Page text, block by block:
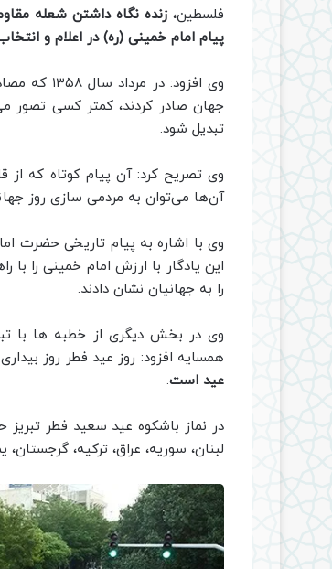
فلسطین، زنده نگاه داشتن شعله
پیام امام خمینی (ره) در اعلام و
جهان صادر کردند، کمتر کسی تصور
تبدیل شود.
وی تصریح کرد: آن پیام کوتاه که از
آن‌ها می‌توان به مردمی سازی روز
وی با اشاره به پیام تاریخی حضرت
این یادگار با ارزش امام خمینی را
را به جهانیان نشان دادند.
وی در بخش دیگری از خطبه ها با
همسایه افزود: روز عید فطر روز
عید است.
لبنان، سوریه، عراق، ترکیه،